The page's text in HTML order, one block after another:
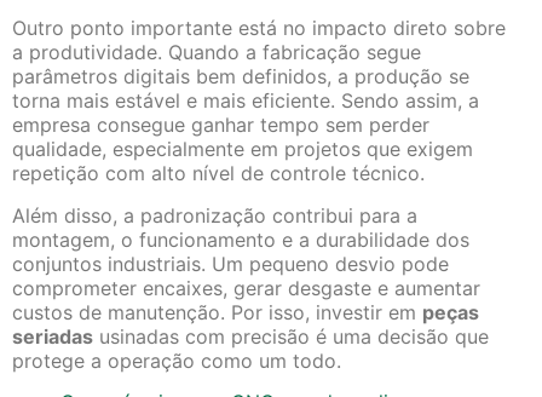
Outro ponto importante está no impacto direto sobre
a produtividade. Quando a fabricação segue
parâmetros digitais bem definidos, a produção se
torna mais estável e mais eficiente. Sendo assim, a
empresa consegue ganhar tempo sem perder
qualidade, especialmente em projetos que exigem
repetição com alto nível de controle técnico.
Além disso, a padronização contribui para a
montagem, o funcionamento e a durabilidade dos
conjuntos industriais. Um pequeno desvio pode
comprometer encaixes, gerar desgaste e aumentar
custos de manutenção. Por isso, investir em peças
seriadas usinadas com precisão é uma decisão que
protege a operação como um todo.